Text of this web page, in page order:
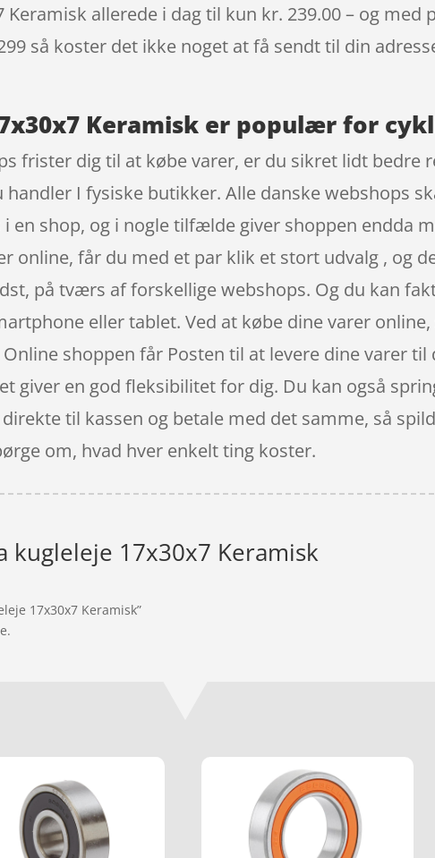
Keramisk allerede i dag til kun kr. 239.00 – og
så koster det ikke noget at få sendt til din
Keramisk er populær for
frister dig til at købe varer, er du sikret lidt bedre
I fysiske butikker. Alle danske webshops
en shop, og i nogle tilfælde giver shoppen endda
online, får du med et par klik et stort udvalg , og
på tværs af forskellige webshops. Og du kan
eller tablet. Ved at købe dine varer
shoppen får Posten til at levere dine varer til
giver en god fleksibilitet for dig. Du kan også
til kassen og betale med det samme, så
om, hvad hver enkelt ting koster.
kugleleje 17x30x7 Keramisk
17x30x7 Keramisk”